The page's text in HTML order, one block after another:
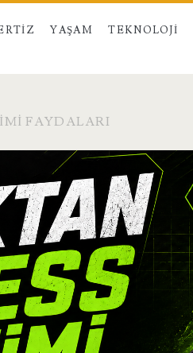
YAŞAM TEKNOLOJI
FAYDALARI